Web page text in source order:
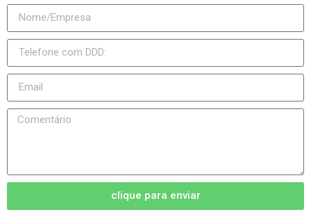
clique para enviar